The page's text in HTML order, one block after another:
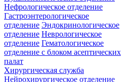
Нефрологическое отделение
Гастроэнтерологическое
отделение Эндокринологическое
отделение Неврологическое
отделение Гематологическое
отделение c блоком асептических
палат
Хирургическая служба
Нейрохирургическое отделение